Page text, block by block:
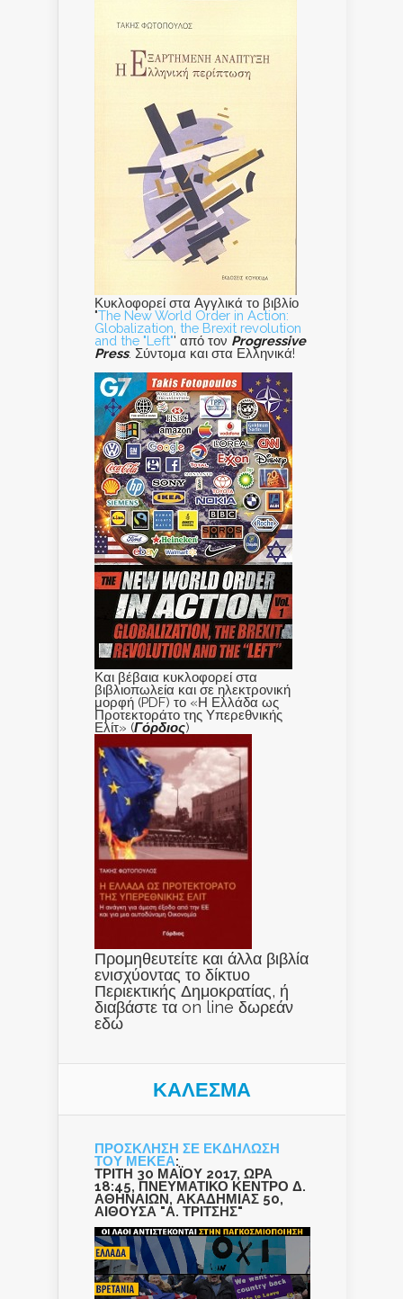
Κυκλοφορεί στα Αγγλικά το βιβλίο
"The New World Order in Action:
Globalization, the Brexit revolution
and the "Left"' από τον Progressive
Press. Σύντομα και στα Ελληνικά!
Και βέβαια κυκλοφορεί στα
βιβλιοπωλεία και σε ηλεκτρονική
μορφή (PDF) το «Η Ελλάδα ως
Προτεκτοράτο της Υπερεθνικής
Ελίτ» (Γόρδιος)
Προμηθευτείτε και άλλα βιβλία
ενισχύοντας το δίκτυο
Περιεκτικής Δημοκρατίας, ή
διαβάστε τα on line δωρεάν
εδώ
ΚΑΛΕΣΜΑ
ΠΡΟΣΚΛΗΣΗ ΣΕ ΕΚΔΗΛΩΣΗ
ΤΟΥ ΜΕΚΕΑ:
ΤΡΙΤΗ 30 ΜΑΪΟΥ 2017, ΩΡΑ
18:45, ΠΝΕΥΜΑΤΙΚΟ ΚΕΝΤΡΟ Δ.
ΑΘΗΝΑΙΩΝ, ΑΚΑΔΗΜΙΑΣ 50,
ΑΙΘΟΥΣΑ "Α. ΤΡΙΤΣΗΣ"